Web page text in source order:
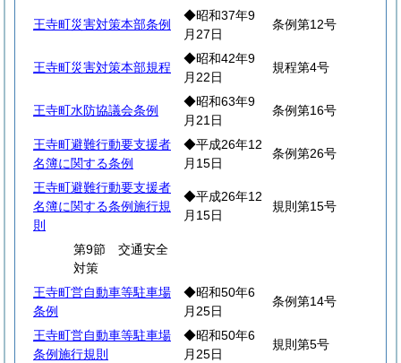
王寺町災害対策本部条例
◆昭和37年9
月27日
条例第12号
王寺町災害対策本部規程
◆昭和42年9
月22日
規程第4号
王寺町水防協議会条例
◆昭和63年9
月21日
条例第16号
王寺町避難行動要支援者
名簿に関する条例
◆平成26年12
月15日
条例第26号
王寺町避難行動要支援者
名簿に関する条例施行規
則
◆平成26年12
月15日
規則第15号
第9節 交通安全
対策
王寺町営自動車等駐車場
条例
◆昭和50年6
月25日
条例第14号
王寺町営自動車等駐車場
条例施行規則
◆昭和50年6
月25日
規則第5号